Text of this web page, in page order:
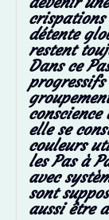
détente
restent
Dans ce
elle se
couleurs
lesPas à
avec
sont
aussi être